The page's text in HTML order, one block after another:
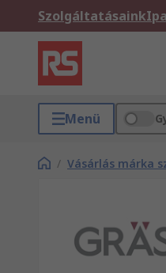
Szolgáltatásaink
Menü
/ Vásárlás márka